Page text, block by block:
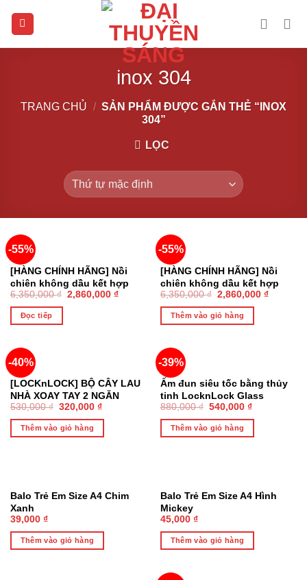
inox 304
TRANG CHỦ / SẢN PHẨM ĐƯỢC GẮN THẺ “INOX
304”
LỌC
-55%
HẾT HÀNG
[HÀNG CHÍNH HÃNG] Nồi
chiên không dầu kết hợp
chức năng hấp Lock&Lock
Steam Air Fryer 7L –
EJF881IVY (Ngà)
6,350,000₫ 2,860,000 ₫
Đọc tiếp
-55%
[HÀNG CHÍNH HÃNG] Nồi
chiên không dầu kết hợp
chức năng hấp Lock&Lock
Steam Air Fryer 7L – EJF881
(Đen)
6,350,000₫ 2,860,000 ₫
Thêm vào giỏ hàng
-40%
[LOCKnLOCK] BỘ CÂY LAU
NHÀ XOAY TAY 2 NGĂN
SWEEPY ETM971 – Chính
Hãng
530,000₫ 320,000 ₫
Thêm vào giỏ hàng
-39%
Ấm đun siêu tốc bằng thủy
tinh LocknLock Glass
Electric Kettle 1.8L có đèn
led và lưới lọc EJK256BLK –
Chính hãng
880,000₫ 540,000 ₫
Thêm vào giỏ hàng
Balo Trẻ Em Size A4 Chim
Xanh
39,000 ₫
Thêm vào giỏ hàng
Balo Trẻ Em Size A4 Hình
Mickey
45,000 ₫
Thêm vào giỏ hàng